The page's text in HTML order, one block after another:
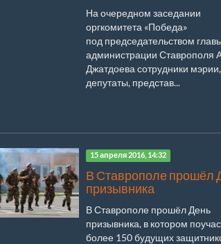
На очередном заседании
оргкомитета «Победа»
под председательством
администрации Ставрополя
Джатдоева сотрудники мэрии,
депутаты, представ...
15 апреля 2016, 14:32
В Ставрополе прошёл
призывника
В Ставрополе прошёл День
призывника, в котором
более 150 будущих